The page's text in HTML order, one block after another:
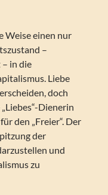
Weise einen nur
–
– in die
Liebe
doch
Dienerin
den „Freier“. Der
der
und
zu